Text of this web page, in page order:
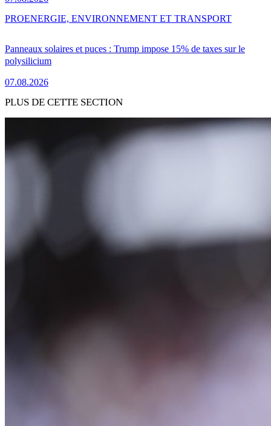
Panneaux solaires et puces : Trump impose 15% de taxes sur le
polysilicium
07.08.2026
PROENERGIE, ENVIRONNEMENT ET TRANSPORT
PLUS DE CETTE SECTION